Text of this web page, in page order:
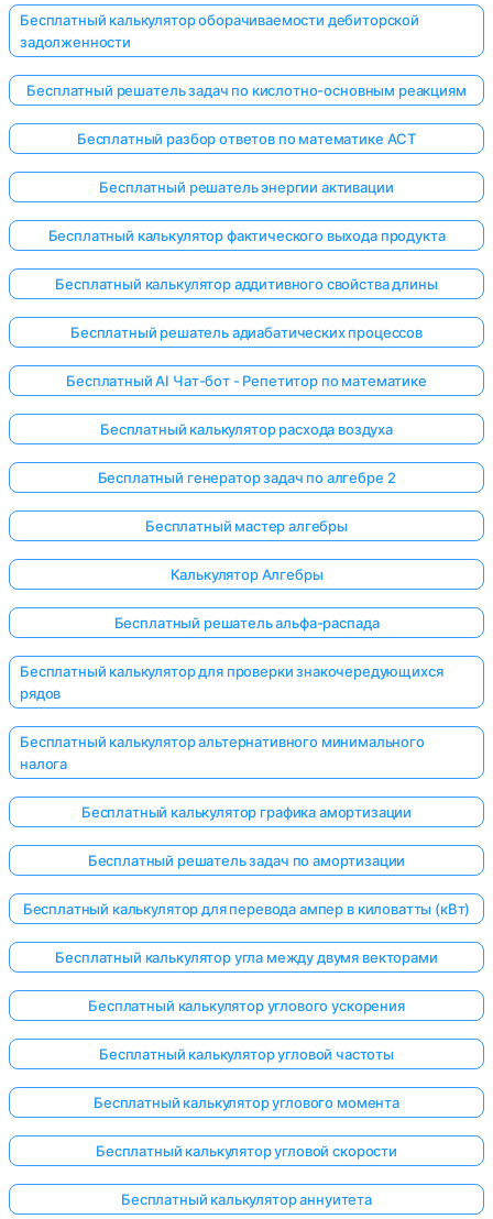
Бесплатный калькулятор оборачиваемости дебиторской
задолженности
Бесплатный решатель задач по кислотно-основным реакциям
Бесплатный разбор ответов по математике ACT
Бесплатный решатель энергии активации
Бесплатный калькулятор фактического выхода продукта
Бесплатный калькулятор аддитивного свойства длины
Бесплатный решатель адиабатических процессов
Бесплатный AI Чат-бот - Репетитор по математике
Бесплатный калькулятор расхода воздуха
Бесплатный генератор задач по алгебре 2
Бесплатный мастер алгебры
Калькулятор Алгебры
Бесплатный решатель альфа-распада
Бесплатный калькулятор для проверки знакочередующихся
рядов
Бесплатный калькулятор альтернативного минимального
налога
Бесплатный калькулятор графика амортизации
Бесплатный решатель задач по амортизации
Бесплатный калькулятор для перевода ампер в киловатты (кВт)
Бесплатный калькулятор угла между двумя векторами
Бесплатный калькулятор углового ускорения
Бесплатный калькулятор угловой частоты
Бесплатный калькулятор углового момента
Бесплатный калькулятор угловой скорости
Бесплатный калькулятор аннуитета